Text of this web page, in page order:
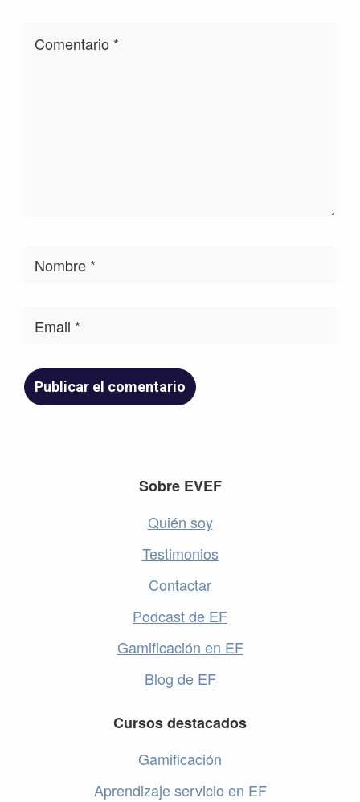
Sobre EVEF
Quién soy
Testimonios
Contactar
Podcast de EF
Gamificación en EF
Blog de EF
Cursos destacados
Gamificación
Aprendizaje servicio en EF